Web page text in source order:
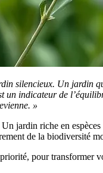
silencieux. Un jardin
un indicateur de
»
jardin riche en
de la biodiversité
pour transformer